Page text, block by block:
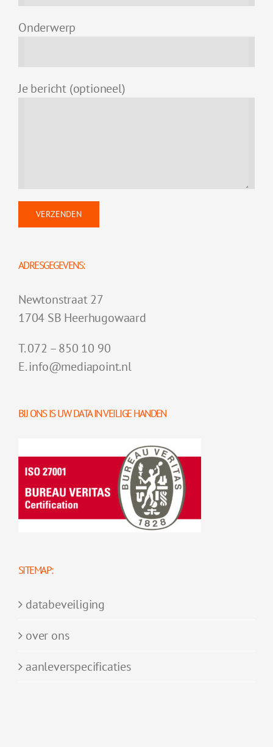
Onderwerp
Je bericht (optioneel)
ADRESGEGEVENS:
Newtonstraat 27
1704 SB Heerhugowaard
T. 072 – 850 10 90
E. info@mediapoint.nl
BIJ ONS IS UW DATA IN VEILIGE HANDEN
SITEMAP:
databeveiliging
over ons
aanleverspecificaties